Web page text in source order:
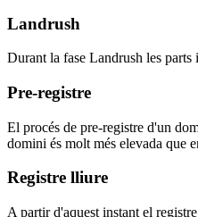
Landrush
Durant la fase Landrush les parts
Pre-registre
El procés de pre-registre d'un
domini és molt més elevada que
Registre lliure
A partir d'aquest instant el